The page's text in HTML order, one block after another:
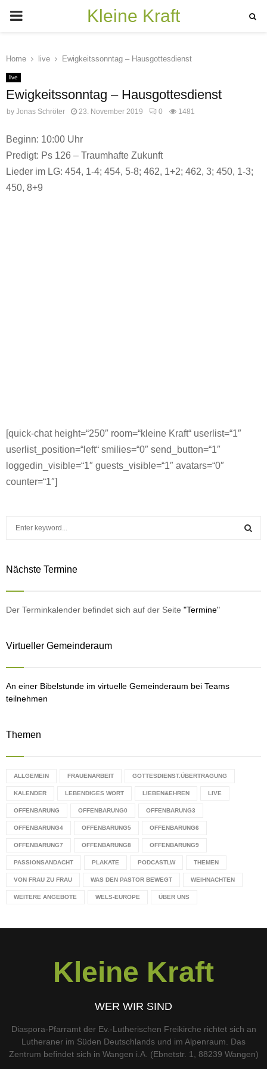
PRIMARY
Kleine Kraft
Home live Ewigkeitssonntag – Hausgottesdienst
live
Ewigkeitssonntag – Hausgottesdienst
by Jonas Schröter 23. November 2019 0 1481
Beginn: 10:00 Uhr
Predigt: Ps 126 – Traumhafte Zukunft
Lieder im LG: 454, 1-4; 454, 5-8; 462, 1+2; 462, 3; 450, 1-3;
450, 8+9
[quick-chat height=“250″ room=“kleine Kraft“ userlist=“1″
userlist_position=“left“ smilies=“0″ send_button=“1″
loggedin_visible=“1″ guests_visible=“1″ avatars=“0″
counter=“1″]
c
o
Nächste Termine
Der Terminkalender befindet sich auf der Seite "Termine"
Virtueller Gemeinderaum
An einer Bibelstunde im virtuelle Gemeinderaum bei Teams
teilnehmen
Themen
ALLGEMEIN FRAUENARBEIT GOTTESDIENST.ÜBERTRAGUNG
KALENDER LEBENDIGES WORT LIEBEN&EHREN LIVE
OFFENBARUNG OFFENBARUNG0 OFFENBARUNG3
OFFENBARUNG4 OFFENBARUNG5 OFFENBARUNG6
OFFENBARUNG7 OFFENBARUNG8 OFFENBARUNG9
PASSIONSANDACHT PLAKATE PODCASTLW THEMEN
VON FRAU ZU FRAU WAS DEN PASTOR BEWEGT WEIHNACHTEN
WEITERE ANGEBOTE WELS-EUROPE ÜBER UNS
Kleine Kraft
WER WIR SIND
Diaspora-Pfarramt der Ev.-Lutherischen Freikirche richtet sich an
Lutheraner im Süden Deutschlands und im Alpenraum. Das
Zentrum befindet sich in Wangen i.A. (Ebnetstr. 1, 88239 Wangen)